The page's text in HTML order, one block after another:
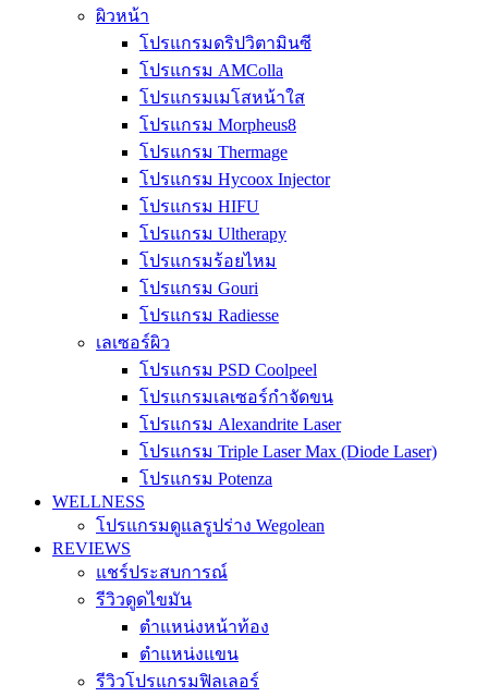
ผิวหน้า
โปรแกรมดริปวิตามินซี
โปรแกรม AMColla
โปรแกรมเมโสหน้าใส
โปรแกรม Morpheus8
โปรแกรม Thermage
โปรแกรม Hycoox Injector
โปรแกรม HIFU
โปรแกรม Ultherapy
โปรแกรมร้อยไหม
โปรแกรม Gouri
โปรแกรม Radiesse
เลเซอร์ผิว
โปรแกรม PSD Coolpeel
โปรแกรมเลเซอร์กำจัดขน
โปรแกรม Alexandrite Laser
โปรแกรม Triple Laser Max (Diode Laser)
โปรแกรม Potenza
WELLNESS
โปรแกรมดูแลรูปร่าง Wegolean
REVIEWS
แชร์ประสบการณ์
รีวิวดูดไขมัน
ตำแหน่งหน้าท้อง
ตำแหน่งแขน
รีวิวโปรแกรมฟิลเลอร์